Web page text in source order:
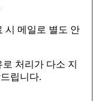
시 메일로 별도 안
처리가 다소 지
립니다.